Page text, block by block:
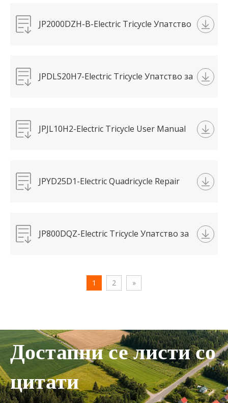
JP2000DZH-B-Electric Tricycle Упатство
JPDLS20H7-Electric Tricycle Упатство за
JPJL10H2-Electric Tricycle User Manual
JPYD25D1-Electric Quadricycle Repair
JP800DQZ-Electric Tricycle Упатство за
1 2 »
Достапни се листи со
цитати